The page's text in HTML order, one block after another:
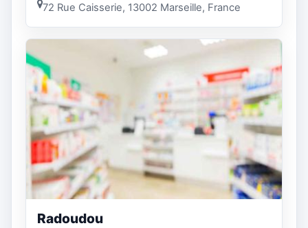
72 Rue Caisserie, 13002 Marseille, France
Radoudou